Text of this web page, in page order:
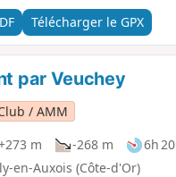
Télécharger le GPX
par Veuchey
/ AMM
m -268 m 6h 20
en-Auxois (Côte-d'Or)